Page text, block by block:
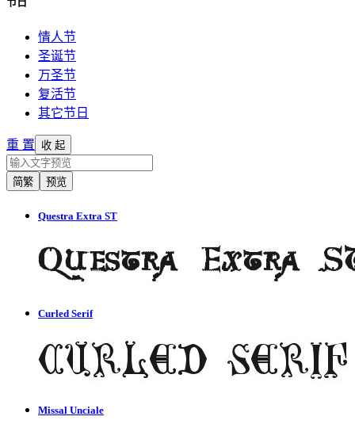
情人节
圣诞节
万圣节
复活节
其它节日
重 置 收 起
简繁 预览
Questra Extra ST
Curled Serif
Missal Unciale